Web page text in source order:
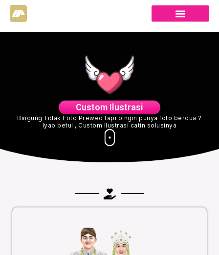
Custom Ilustrasi
Bingung Tidak Foto Prewed tapi pingin punya foto berdua ?
Iyap betul , Custom Ilustrasi catin solusinya